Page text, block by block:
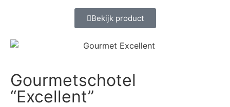
Bekijk product
Gourmetschotel
“Excellent”